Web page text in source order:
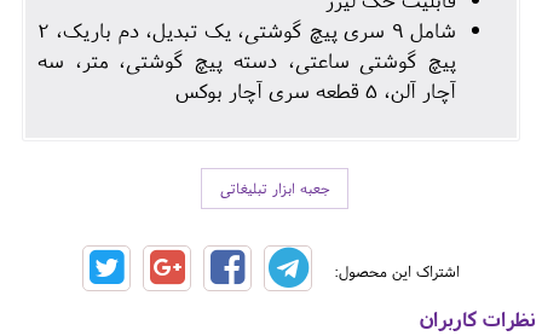
شامل 9 سری پیچ گوشتی، یک تبدیل، دم باریک، 2
پیچ گوشتی ساعتی، دسته پیچ گوشتی، متر، سه
آچار آلن، 5 قطعه سری آچار بوکس
جعبه ابزار تبلیغاتی
اشتراک این محصول:
نظرات کاربران